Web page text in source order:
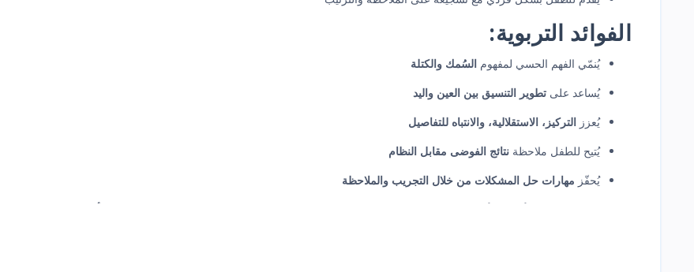
الفوائد التربوية:
يُنمّي الفهم الحسي لمفهوم السُمك والكتلة
يُساعد على تطوير التنسيق بين العين واليد
يُعزز التركيز، الاستقلالية، والانتباه للتفاصيل
يُتيح للطفل ملاحظة نتائج الفوضى مقابل النظام
يُحفّز مهارات حل المشكلات من خلال التجريب والملاحظة